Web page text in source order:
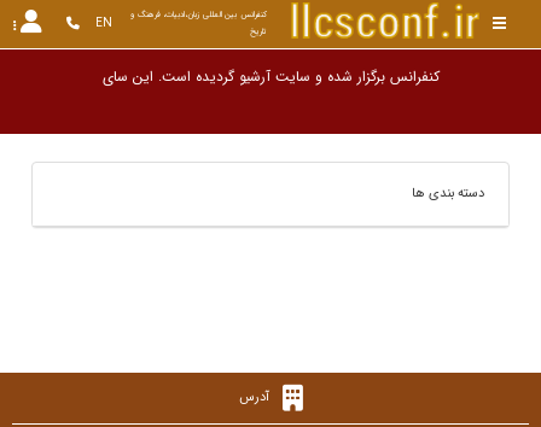
تاریخ
EN
کنفرانس برگزار شده و سایت آرشیو گردیده است. این
دسته بندی ها
آدرس